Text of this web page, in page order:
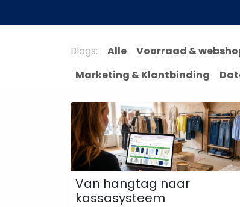
Blogs: Alle Voorraad &
Marketing & Klantbinding
Van hangtag naar
kassasysteem